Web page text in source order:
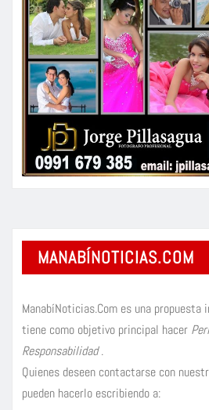
MANABÍNOTICIAS.COM
ManabíNoticias.Com es una
tiene como objetivo principal hacer
Responsabilidad.
Quienes deseen contactarse con
pueden hacerlo escribiendo a: